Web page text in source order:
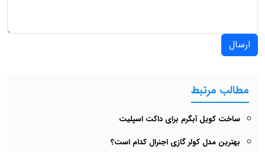
ارسال
مطالب مرتبط
ساخت کویل آبگرم برای داکت اسپلیت
بهترین مدل کولر گازی اجنرال کدام است؟